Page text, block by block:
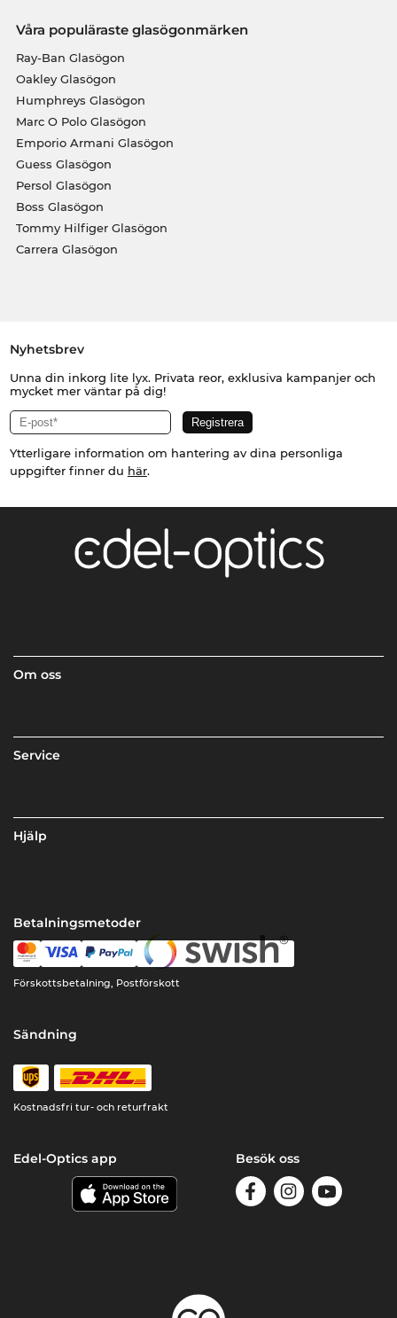
Våra populäraste glasögonmärken
Ray-Ban Glasögon
Oakley Glasögon
Humphreys Glasögon
Marc O Polo Glasögon
Emporio Armani Glasögon
Guess Glasögon
Persol Glasögon
Boss Glasögon
Tommy Hilfiger Glasögon
Carrera Glasögon
Nyhetsbrev
Unna din inkorg lite lyx. Privata reor, exklusiva kampanjer och
mycket mer väntar på dig!
Ytterligare information om hantering av dina personliga
uppgifter finner du här.
Om oss
Service
Hjälp
Betalningsmetoder
Förskottsbetalning, Postförskott
Sändning
Kostnadsfri tur- och returfrakt
Edel-Optics app Besök oss